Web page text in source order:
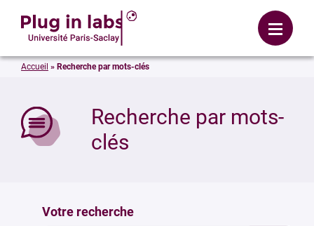
Menu
Recherche par mots-
clés
Accueil » Recherche par mots-clés
Votre recherche